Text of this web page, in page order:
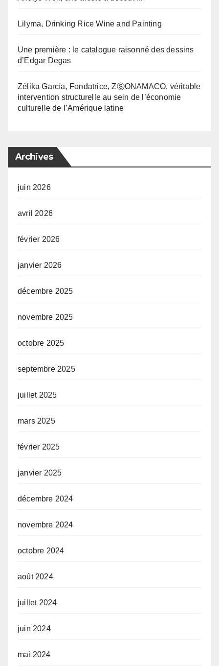
Lilyma, Drinking Rice Wine and Painting
Une première : le catalogue raisonné des dessins
d’Edgar Degas
Zélika García, Fondatrice, ZⓈONAMACO, véritable
intervention structurelle au sein de l’économie
culturelle de l’Amérique latine
Archives
juin 2026
avril 2026
février 2026
janvier 2026
décembre 2025
novembre 2025
octobre 2025
septembre 2025
juillet 2025
mars 2025
février 2025
janvier 2025
décembre 2024
novembre 2024
octobre 2024
août 2024
juillet 2024
juin 2024
mai 2024